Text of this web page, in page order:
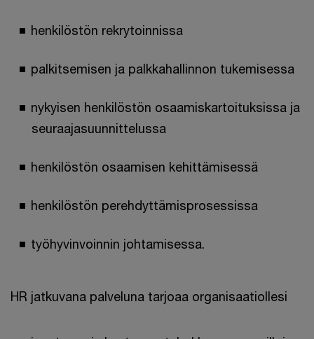
henkilöstön rekrytoinnissa
palkitsemisen ja palkkahallinnon tukemisessa
nykyisen henkilöstön osaamiskartoituksissa ja
seuraajasuunnittelussa
henkilöstön osaamisen kehittämisessä
henkilöstön perehdyttämisprosessissa
työhyvinvoinnin johtamisessa.
HR jatkuvana palveluna tarjoaa organisaatiollesi